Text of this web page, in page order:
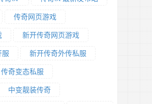
传奇网页游戏
新开传奇网页游戏
服 新开传奇外传私服
传奇变态私服
中变靓装传奇